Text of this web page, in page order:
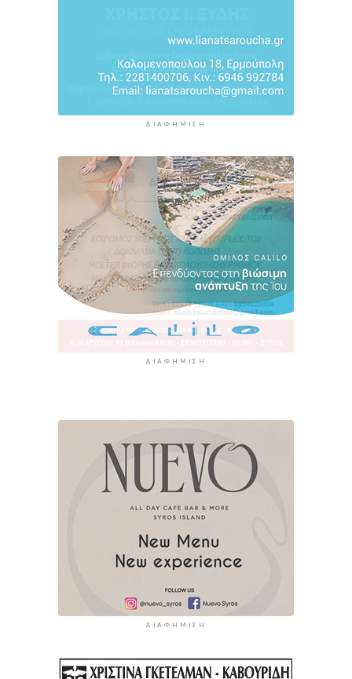
ΔΙΑΦΉΜΙΣΗ
ΔΙΑΦΉΜΙΣΗ
ΔΙΑΦΉΜΙΣΗ